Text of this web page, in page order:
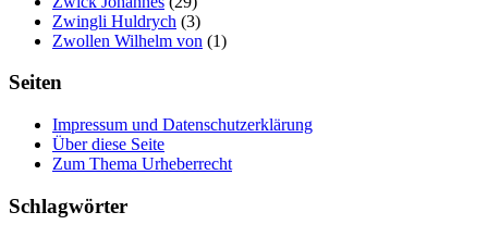
Zwingli Huldrych (3)
Zwollen Wilhelm von (1)
Seiten
Impressum und Datenschutzerklärung
Über diese Seite
Zum Thema Urheberrecht
Schlagwörter